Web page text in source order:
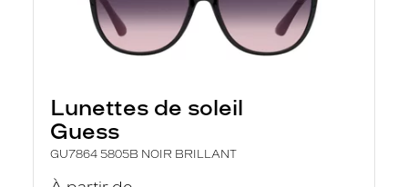
Lunettes de soleil
Guess
GU7864 5805B NOIR BRILLANT